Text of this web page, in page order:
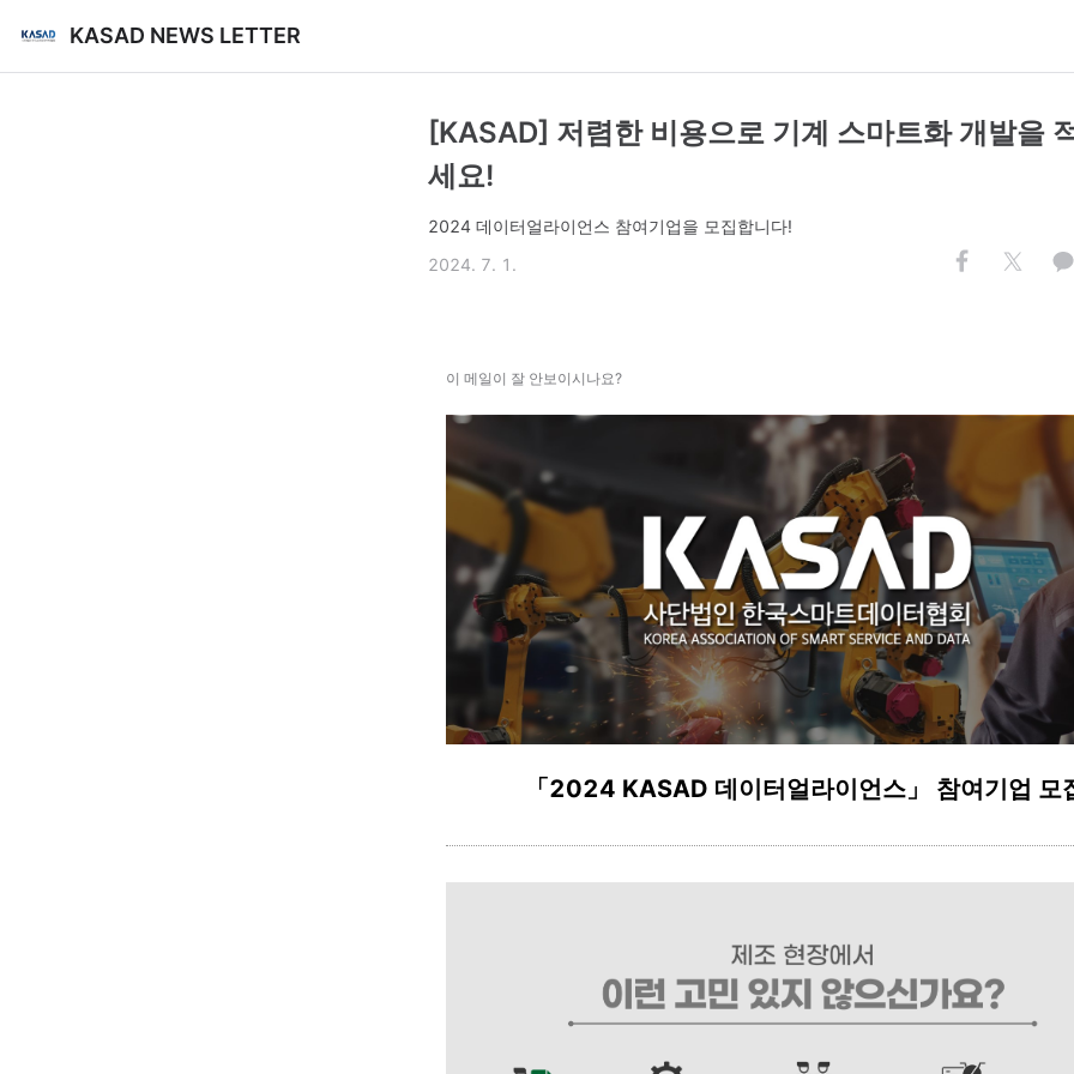
KASAD NEWS LETTER
[KASAD] 저렴한 비용으로 기계 스마트화 개발을
세요!
2024 데이터얼라이언스 참여기업을 모집합니다!
2024. 7. 1.
이 메일이 잘 안보이시나요?
「2024 KASAD 데이터얼라이언스」 참여기업 모